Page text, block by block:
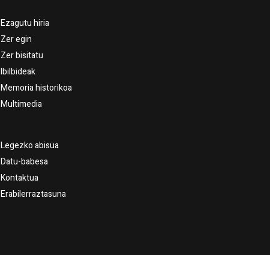
Ezagutu hiria
Zer egin
Zer bisitatu
Ibilbideak
Memoria historikoa
Multimedia
Legezko abisua
Datu-babesa
Kontaktua
Erabilerraztasuna